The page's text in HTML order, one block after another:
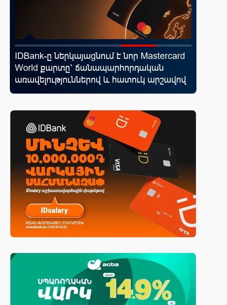
IDBank-ը ներկայացնում է նոր Mastercard
World քարտը՝ ճանապարհորդական
առավելություններով և հատուկ արշավով